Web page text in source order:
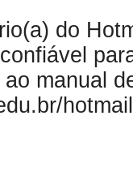
do
manual